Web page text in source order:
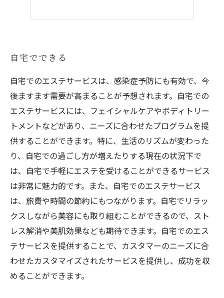
自宅でできる
自宅でのエステサービスは、感染症予防にも有効で、今
後ますます需要が高まることが予想されます。自宅での
エステサービスには、フェイシャルケアやボディトリー
トメントなどがあり、ニーズに合わせたプログラムを提
供することができます。特に、生活のリズムが変わった
り、自宅での過ごし方が増えたりする現在の状況下で
は、自宅で手軽にエステを受けることができるサービス
は非常に魅力的です。また、自宅でのエステサービス
は、旅費や時間の節約にもつながります。自宅でリラッ
クスしながら美容にも取り組むことができるので、スト
レス解消や美肌効果なども期待できます。自宅でのエス
テサービスを提供することで、カスタマーのニーズに合
わせたカスタマイズされたサービスを提供し、成功を収
めることができます。